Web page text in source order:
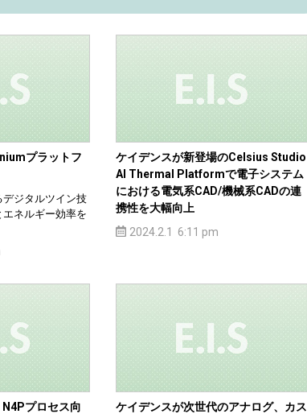
プラットフ
ジタルツイン技
ネルギー効率を
ケイデンスが新登場のCelsius Studio
AI Thermal Platformで電子システム
における電気系CAD/機械系CADの連
携性を大幅向上
2024.2.1 6:11 pm
プロセス向
ケイデンスが次世代のアナログ、カス